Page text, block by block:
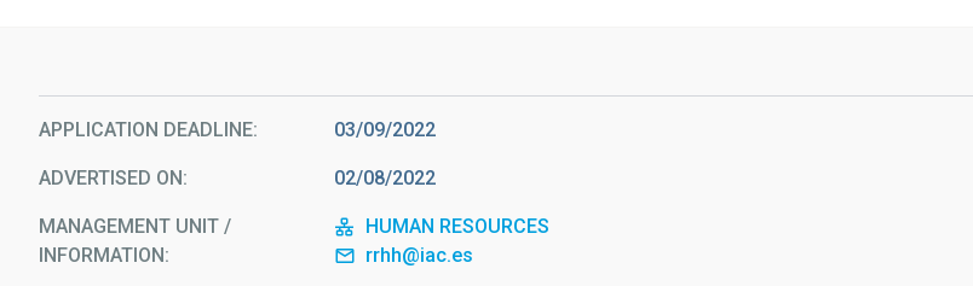
APPLICATION DEADLINE 03/09/2022
ADVERTISED ON 02/08/2022
MANAGEMENT UNIT /
INFORMATION
HUMAN RESOURCES
rrhh@iac.es